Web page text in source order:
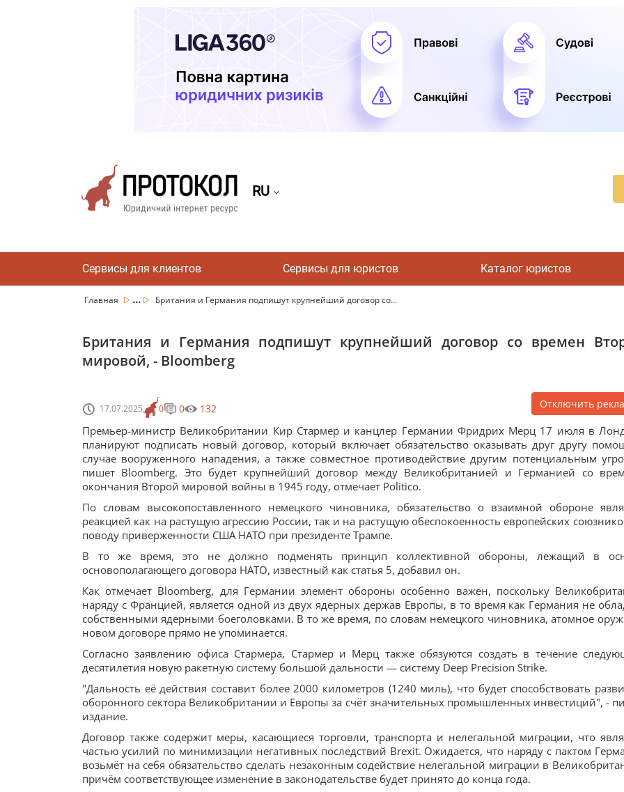
RU
Сервисы для клиентов Сервисы для юристов Каталог юристов
Главная ... Британия и Германия подпишут крупнейший договор со...
Британия и Германия подпишут крупнейший договор со времен
мировой, - Bloomberg
17.07.2025 0 0 132 Отключить
Премьер-министр Великобритании Кир Стармер и канцлер Германии Фридрих Мерц 17 июля в
планируют подписать новый договор, который включает обязательство оказывать друг другу
случае вооруженного нападения, а также совместное противодействие другим потенциальным
пишет Bloomberg. Это будет крупнейший договор между Великобританией и Германией со
окончания Второй мировой войны в 1945 году, отмечает Politico.
По словам высокопоставленного немецкого чиновника, обязательство о взаимной обороне
реакцией как на растущую агрессию России, так и на растущую обеспокоенность европейских
поводу приверженности США НАТО при президенте Трампе.
В то же время, это не должно подменять принцип коллективной обороны, лежащий в
основополагающего договора НАТО, известный как статья 5, добавил он.
Как отмечает Bloomberg, для Германии элемент обороны особенно важен, поскольку
наряду с Францией, является одной из двух ядерных держав Европы, в то время как Германия не
собственными ядерными боеголовками. В то же время, по словам немецкого чиновника, атомное
новом договоре прямо не упоминается.
Согласно заявлению офиса Стармера, Стармер и Мерц также обязуются создать в течение
десятилетия новую ракетную систему большой дальности — систему Deep Precision Strike.
"Дальность её действия составит более 2000 километров (1240 миль), что будет способствовать
оборонного сектора Великобритании и Европы за счёт значительных промышленных инвестиций", -
издание.
Договор также содержит меры, касающиеся торговли, транспорта и нелегальной миграции, что
частью усилий по минимизации негативных последствий Brexit. Ожидается, что наряду с пактом
возьмёт на себя обязательство сделать незаконным содействие нелегальной миграции в
причём соответствующее изменение в законодательстве будет принято до конца года.